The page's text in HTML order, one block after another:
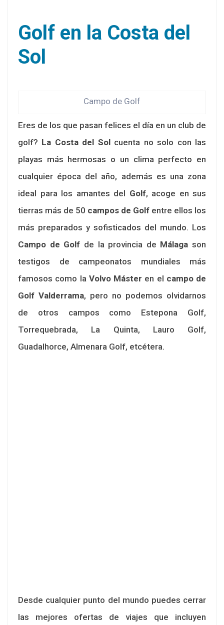
Golf en la Costa del
Sol
Campo de Golf
Eres de los que pasan felices el día en un club de
golf? La Costa del Solcuenta no solo con las
playas más hermosas o un clima perfecto en
cualquier época del año, además es una zona
ideal para los amantes del Golf, acoge en sus
tierras más de 50 campos de Golf entre ellos los
más preparados y sofisticados del mundo. Los
Campo de Golf de la provincia de Málaga son
testigos de campeonatos mundiales más
famosos como la Volvo Máster en el campo de
Golf Valderrama, pero no podemos olvidarnos
de otros campos como Estepona Golf,
Torrequebrada, La Quinta, Lauro Golf,
Guadalhorce, Almenara Golf, etcétera.
Desde cualquier punto del mundo puedes cerrar
las mejores ofertas de viajes que incluyen